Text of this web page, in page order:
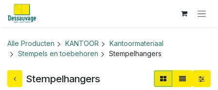
Overslaan naar inhoud
Alle Producten KANTOOR
Kantoormateriaal
Stempels en toebehoren
Stempelhangers
Stempelhangers